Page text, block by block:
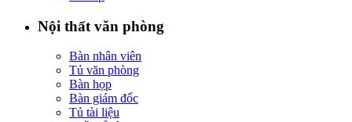
Nội thất văn phòng
Bàn nhân viên
Tủ văn phòng
Bàn họp
Bàn giám đốc
Tủ tài liệu